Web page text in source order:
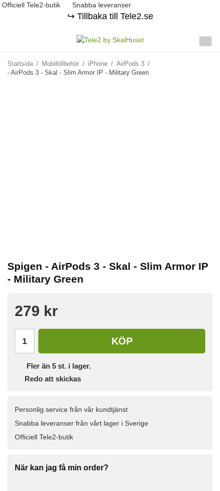
Officiell Tele2-butik Snabba leveranser
↪️ Tillbaka till Tele2.se
Startsida / Mobiltillbehör / iPhone / AirPods 3 /
- AirPods 3 - Skal - Slim Armor IP - Military Green
Spigen - AirPods 3 - Skal - Slim Armor IP
- Military Green
279 kr
KÖP
Fler än 5 st. i lager.
Redo att skickas
Personlig service från vår kundtjänst
Snabba leveranser från vårt lager i Sverige
Officiell Tele2-butik
När kan jag få min order?